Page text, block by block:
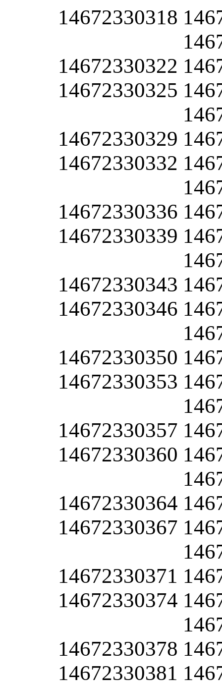
14672330318
14672330322
14672330325
14672330329
14672330332
14672330336
14672330339
14672330343
14672330346
14672330350
14672330353
14672330357
14672330360
14672330364
14672330367
14672330371
14672330374
14672330378
14672330381